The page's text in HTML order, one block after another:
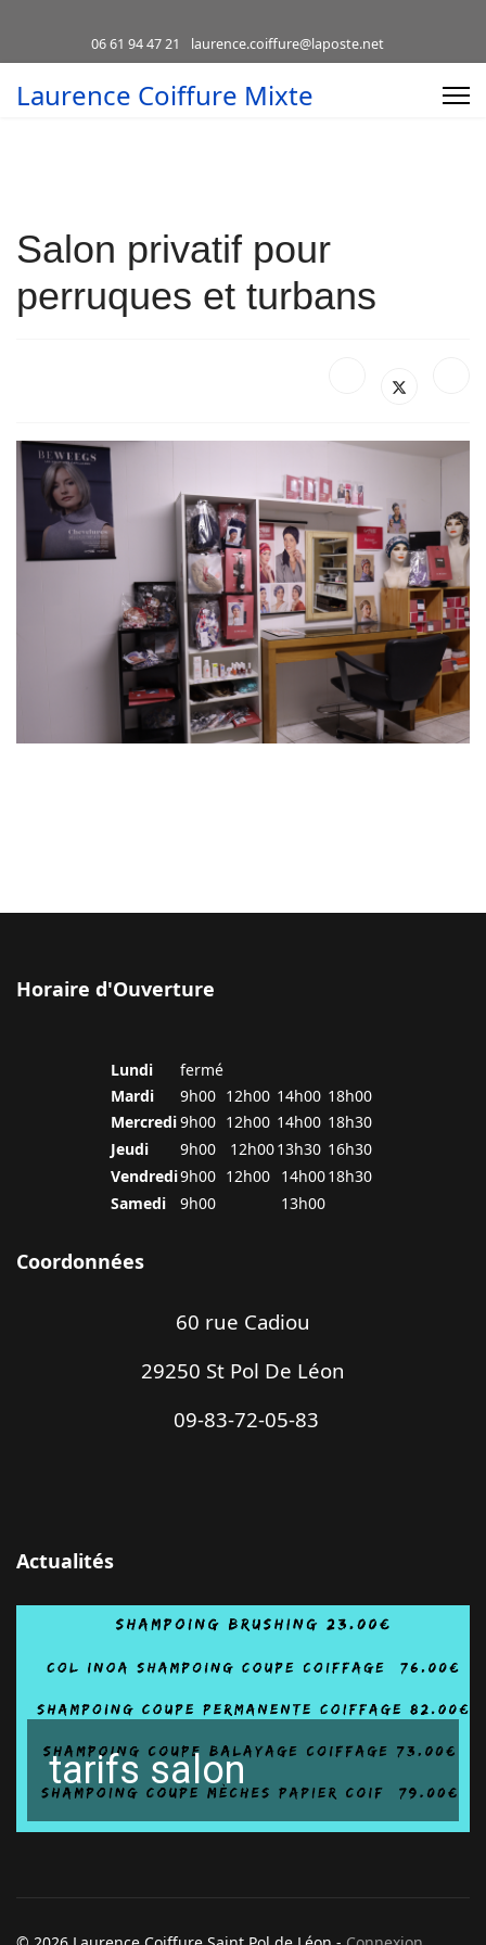
06 61 94 47 21 laurence.coiffure@laposte.net
Laurence Coiffure Mixte
Salon privatif pour
perruques et turbans
Horaire d'Ouverture
Lundi
fermé
Mardi
9h00 12h00 14h00 18h00
Mercredi9h00 12h00 14h00 18h30
Jeudi
9h00 12h0013h30 16h30
Vendredi9h00 12h00 14h0018h30
Samedi
9h00 13h00
Coordonnées
60 rue Cadiou
29250 St Pol De Léon
09-83-72-05-83
Actualités
tarifs salon